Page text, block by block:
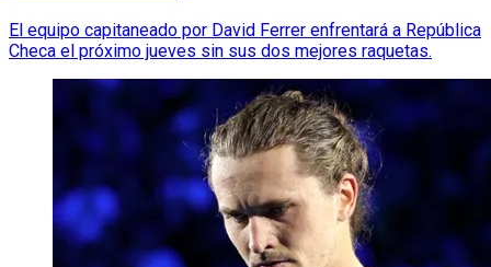
El equipo capitaneado por David Ferrer enfrentará a República
Checa el próximo jueves sin sus dos mejores raquetas.